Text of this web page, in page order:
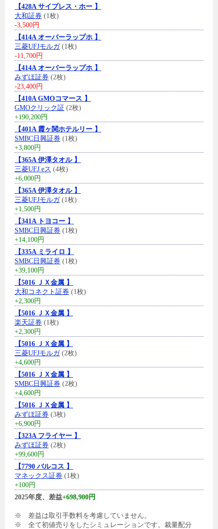
【428A サイプレス・ホー 】
大和証券 (1枚)
-3,500円
【414A オーバーラップホ 】
三菱UFJモルガ(1枚)
-11,700円
【414A オーバーラップホ 】
みずほ証券 (2枚)
-23,400円
【410A GMOコマース 】
GMOクリック証 (2枚)
+190,200円
【401A 霞ヶ関ホテルリー 】
SMBC日興証券 (1枚)
+3,800円
【365A 伊澤タオル 】
三菱UFJ eス (4枚)
+6,000円
【365A 伊澤タオル 】
三菱UFJモルガ(1枚)
+1,500円
【341A トヨコー 】
SMBC日興証券 (1枚)
+14,100円
【335A ミライロ 】
SMBC日興証券 (1枚)
+39,100円
【5016 ＪＸ金属 】
大和コネクト証券 (1枚)
+2,300円
【5016 ＪＸ金属 】
楽天証券 (1枚)
+2,300円
【5016 ＪＸ金属 】
三菱UFJモルガ(2枚)
+4,600円
【5016 ＪＸ金属 】
SMBC日興証券 (2枚)
+4,600円
【5016 ＪＸ金属 】
みずほ証券 (3枚)
+6,900円
【323A フライヤー 】
みずほ証券 (2枚)
+99,600円
【7790 バルコス 】
マネックス証券 (1枚)
+100円
2025年度、差益+698,900円
※ 差益は取引手数料を考慮していません。
※ 全て初値売りをしたシミュレーションです。裁量配分